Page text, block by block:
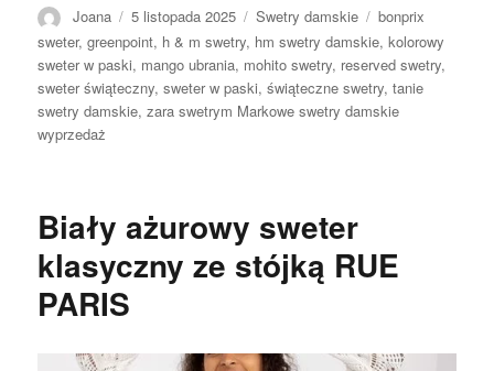
Autor
Joana Opublikowano
5 listopada 2025 Kategorie
Swetry damskie Tagi
bonprix
sweter,greenpoint, h & m swetry, hm swetry damskie,kolorowy
sweter w paski, mango ubrania, mohito swetry, reserved swetry,
sweter świąteczny,sweter w paski,świąteczne swetry,tanie
swetry damskie,zara swetrym Markowe swetry damskie
wyprzedaż
Biały ażurowy sweter
klasyczny ze stójką RUE
PARIS